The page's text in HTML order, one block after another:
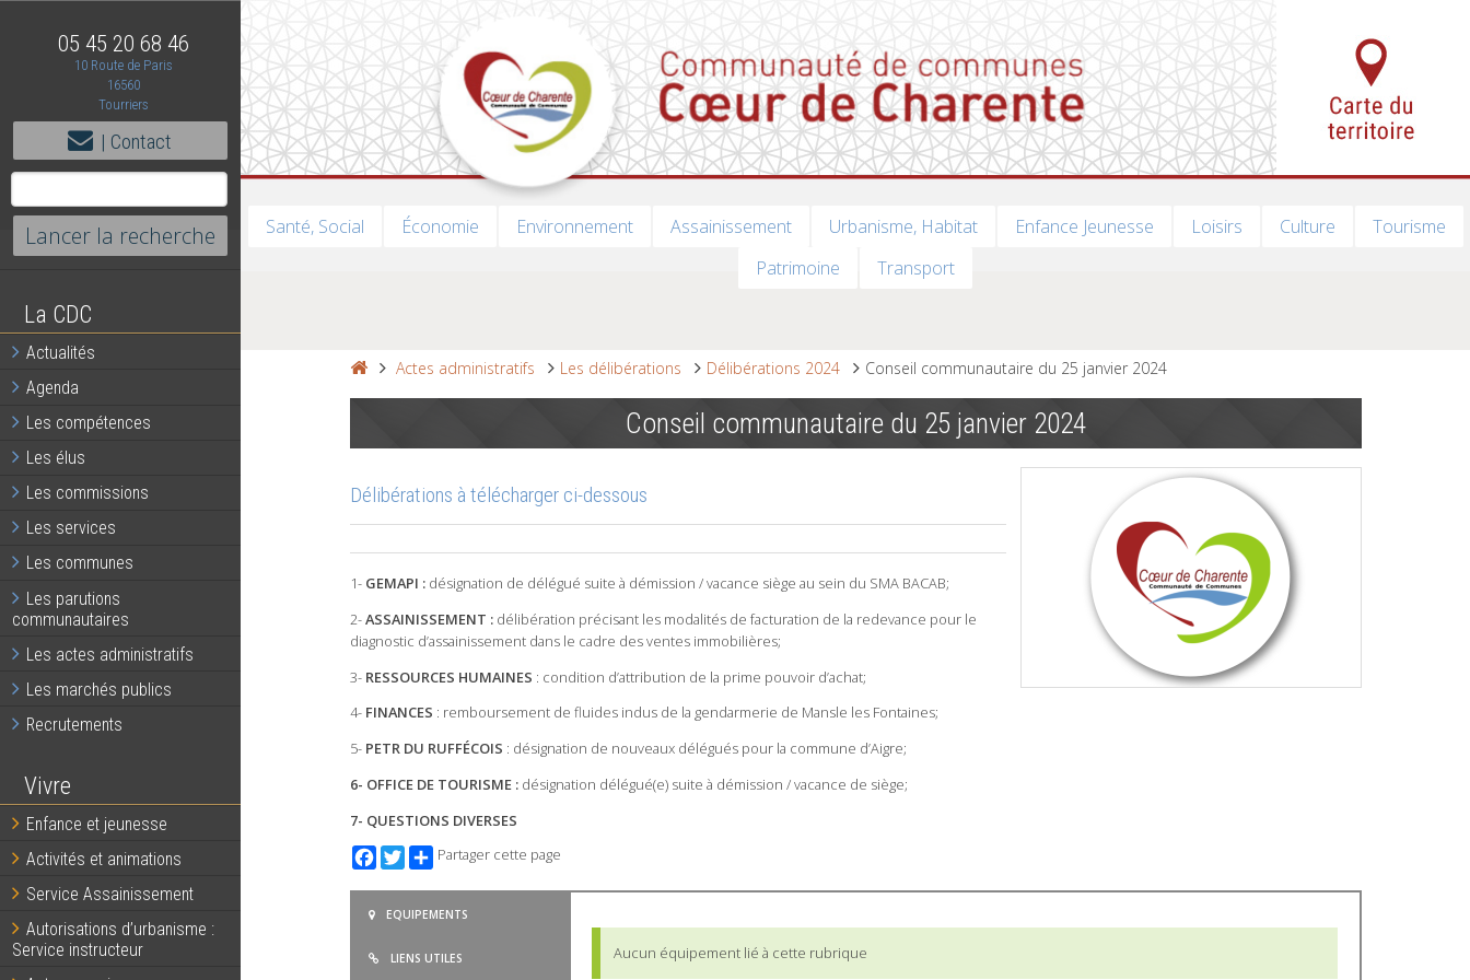
05 45 20 68 46
10 Route de Paris
16560
Tourriers
| Contact
La CDC
Actualités
Agenda
Les compétences
Les élus
Les commissions
Les services
Les communes
Les parutions
communautaires
Les actes administratifs
Les marchés publics
Recrutements
Vivre
Enfance et jeunesse
Activités et animations
Service Assainissement
Autorisations d’urbanisme :
Service instructeur
Santé, Social Économie Environnement Assainissement Urbanisme, Habitat Enfance Jeunesse Loisirs Culture
Tourisme
Patrimoine
Transport
Actes administratifs Les délibérations Délibérations 2024 Conseil communautaire du 25 janvier 2024
Conseil communautaire du 25 janvier 2024
Délibérations à télécharger ci-dessous
1- GEMAPI : désignation de délégué suite à démission / vacance siège au sein du SMA BACAB;
2-ASSAINISSEMENT : délibération précisant les modalités de facturation de la redevance pour le
diagnostic d’assainissement dans le cadre des ventes immobilières;
3- RESSOURCES HUMAINES : condition d’attribution de la prime pouvoir d’achat;
4- FINANCES : remboursement de fluides indus de la gendarmerie de Mansle les Fontaines;
5- PETR DU RUFFÉCOIS : désignation de nouveaux délégués pour la commune d’Aigre;
6- OFFICE DE TOURISME : désignation délégué(e) suite à démission / vacance de siège;
7- QUESTIONS DIVERSES
Facebook
TwitterPartager cette page
EQUIPEMENTS
LIENS UTILES Aucun équipement lié à cette rubrique